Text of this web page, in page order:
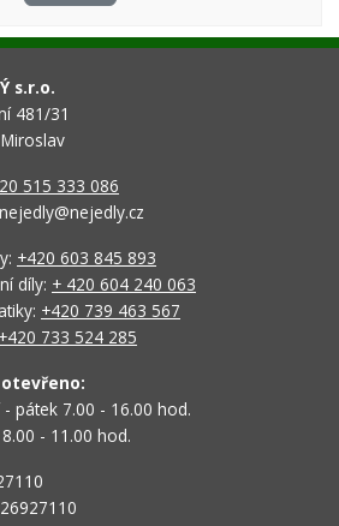
s.r.o.
481/31
515 333 086
+420 603 845 893
díly: + 420 604 240 063
+420 739 463 567
+420 733 524 285
pátek 7.00 - 16.00 hod.
- 11.00 hod.